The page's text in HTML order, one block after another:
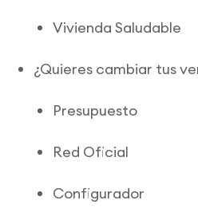
Vivienda Saludable
¿Quieres cambiar tus
Presupuesto
Red Oficial
Configurador